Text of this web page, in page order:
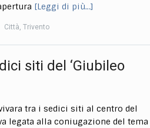
[Leggi di più…]
Città, Trivento
siti del ‘Giubileo
tra i sedici siti al centro del
legata alla coniugazione del tema